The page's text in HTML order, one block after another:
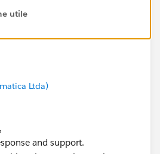
utile
Ltda)
and support.